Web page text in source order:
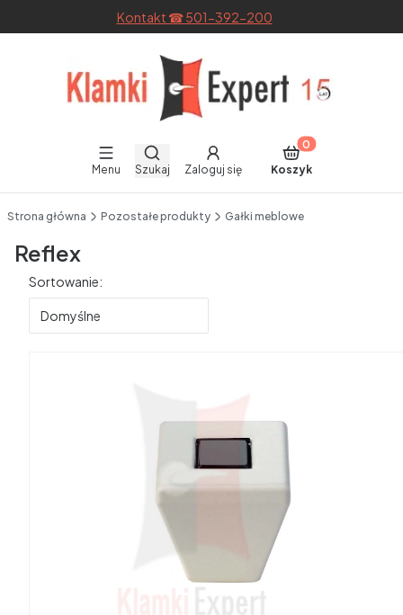
Kontakt ☎ 501-392-200
Menu
Otwórz wyszukiwarkę
Szukaj Zaloguj się
Produkty w
Koszyk
Strona główna Pozostałe produkty Gałki meblowe
Reflex
Lista produktów
Sortowanie:
Domyślne